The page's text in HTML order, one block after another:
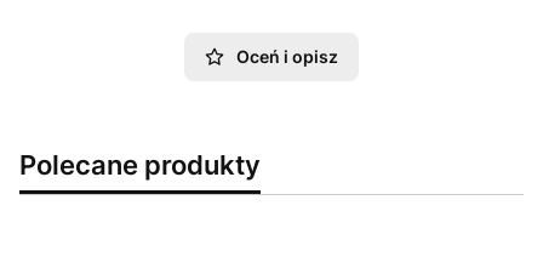
Oceń i opisz
Polecane produkty